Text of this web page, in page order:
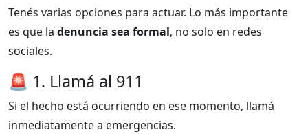
Tenés varias opciones para actuar. Lo más importante
es que la denuncia sea formal, no solo en redes
sociales.
🚨 1. Llamá al 911
Si el hecho está ocurriendo en ese momento, llamá
inmediatamente a emergencias.